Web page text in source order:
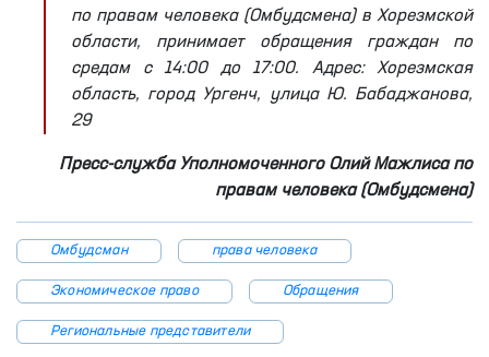
по правам человека (Омбудсмена) в Хорезмской
области, принимает обращения граждан по
средам с 14:00 до 17:00. Адрес: Хорезмская
область, город Ургенч, улица Ю. Бабаджанова,
29
Пресс-служба Уполномоченного Олий Мажлиса по
правам человека (Омбудсмена)
Омбудсман права человека
Экономическое право Обращения
Региональные представители